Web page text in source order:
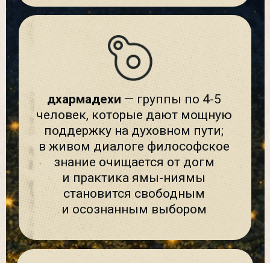
Совместная практика
Помогает сохранить мотивацию
и регулярность. Маленькие,
но регулярные шаги — самый
эффективный способ добиться
хорошего результата
Регулярно на
«Практикуем вместе»